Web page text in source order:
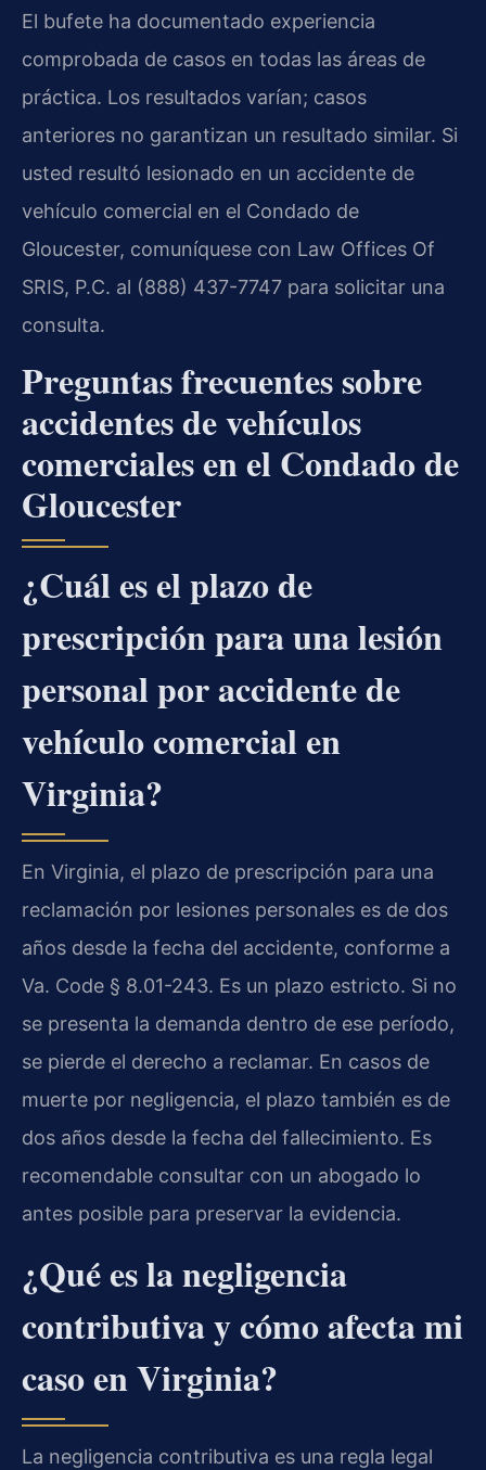
El bufete ha documentado experiencia
comprobada de casos en todas las áreas de
práctica. Los resultados varían; casos
anteriores no garantizan un resultado similar. Si
usted resultó lesionado en un accidente de
vehículo comercial en el Condado de
Gloucester, comuníquese con Law Offices Of
SRIS, P.C. al (888) 437-7747 para solicitar una
consulta.
Preguntas frecuentes sobre
accidentes de vehículos
comerciales en el Condado de
Gloucester
¿Cuál es el plazo de
prescripción para una lesión
personal por accidente de
vehículo comercial en
Virginia?
En Virginia, el plazo de prescripción para una
reclamación por lesiones personales es de dos
años desde la fecha del accidente, conforme a
Va. Code § 8.01-243. Es un plazo estricto. Si no
se presenta la demanda dentro de ese período,
se pierde el derecho a reclamar. En casos de
muerte por negligencia, el plazo también es de
dos años desde la fecha del fallecimiento. Es
recomendable consultar con un abogado lo
antes posible para preservar la evidencia.
¿Qué es la negligencia
contributiva y cómo afecta mi
caso en Virginia?
La negligencia contributiva es una regla legal